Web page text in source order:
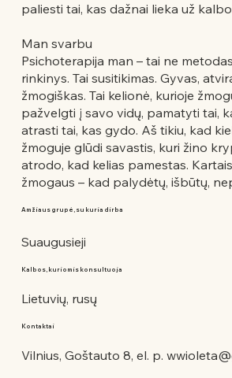
paliesti tai, kas dažnai lieka už
Man svarbu
Psichoterapija man – tai ne
rinkinys. Tai susitikimas. Gyvas,
žmogiškas. Tai kelionė, kurioje
pažvelgti į savo vidų, pamatyti tai,
atrasti tai, kas gydo. Aš tikiu, kad
žmoguje glūdi savastis, kuri žino
atrodo, kad kelias pamestas.
žmogaus – kad palydėtų, išbūtų,
Amžiaus grupė, su kuria dirba
Suaugusieji
Kalbos, kuriomis konsultuoja
Lietuvių, rusų
Kontaktai
Vilnius, Goštauto 8, el. p.